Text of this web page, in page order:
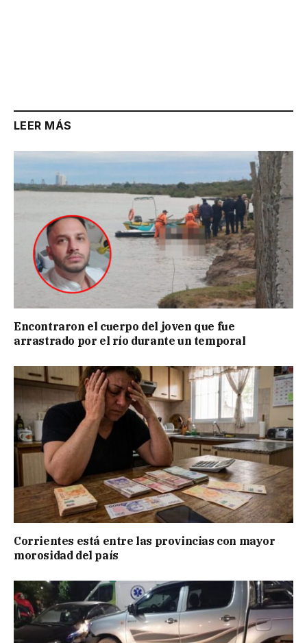
LEER MÁS
Encontraron el cuerpo del joven que fue
arrastrado por el río durante un temporal
Corrientes está entre las provincias con mayor
morosidad del país